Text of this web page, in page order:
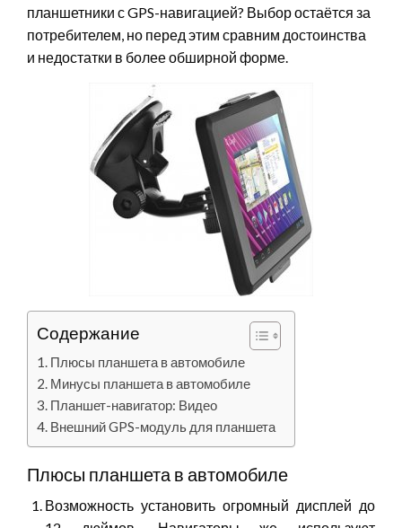
планшетники с GPS-навигацией? Выбор остаётся за
потребителем, но перед этим сравним достоинства
и недостатки в более обширной форме.
Содержание
Плюсы планшета в автомобиле
Минусы планшета в автомобиле
Планшет-навигатор: Видео
Внешний GPS-модуль для планшета
Плюсы планшета в автомобиле
Возможность установить огромный дисплей до